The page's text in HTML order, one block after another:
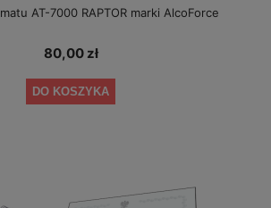
AT-7000 RAPTOR marki AlcoForce
80,00 zł
DO KOSZYKA